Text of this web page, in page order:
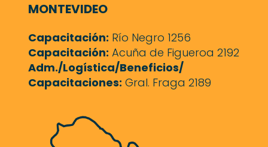
MONTEVIDEO
Capacitación: Río Negro 1256
Capacitación: Acuña de Figueroa 2192
Adm./Logística/Beneficios/
Capacitaciones: Gral. Fraga 2189